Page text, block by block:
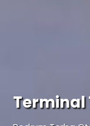
Terminal